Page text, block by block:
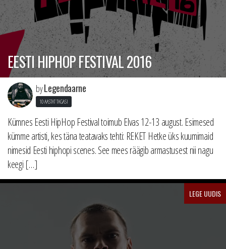
EESTI HIPHOP FESTIVAL 2016
byLegendaarne
10 AASTAT TAGASI
Kümnes Eesti HipHop Festival toimub Elvas 12-13 august. Esimesed
kümme artisti, kes täna teatavaks tehti: REKET Hetke üks kuumimaid
nimesid Eesti hiphopi scenes. See mees räägib armastusest nii nagu
keegi […]
LEGE UUDIS